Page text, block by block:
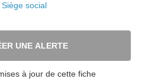
Siège social
UNE ALERTE
à jour de cette fiche